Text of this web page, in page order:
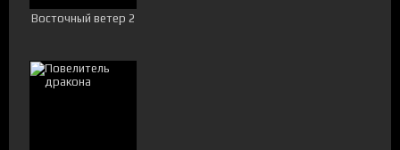
Восточный ветер 2